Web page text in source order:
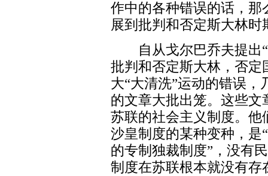
作中的各种错误的话，
展到批判和否定斯大林
自从戈尔巴乔夫提出“
批判和否定斯大林，否
大“大清洗”运动的错误
的文章大批出笼。这些
苏联的社会主义制度。
沙皇制度的某种变种，是
的专制独裁制度”，没有
制度在苏联根本就没有存